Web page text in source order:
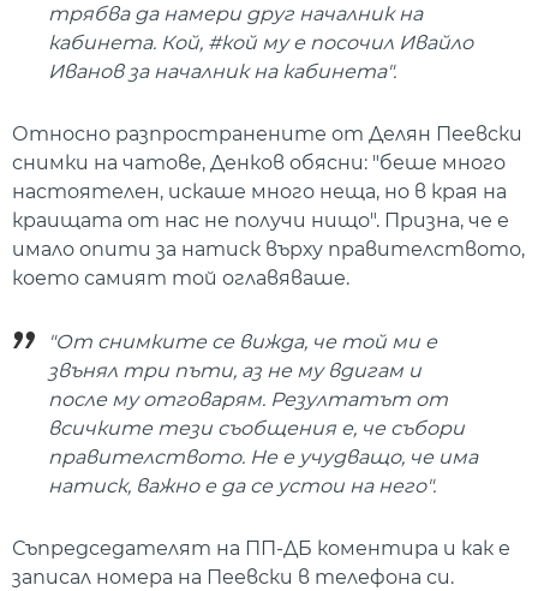
трябва да намери друг началник на
кабинета. Кой, #кой му е посочил Ивайло
Иванов за началник на кабинета".
Относно разпространените от Делян Пеевски
снимки на чатове, Денков обясни: "беше много
настоятелен, искаше много неща, но в края на
краищата от нас не получи нищо". Призна, че е
имало опити за натиск върху правителството,
което самият той оглавяваше.
"От снимките се вижда, че той ми е
звънял три пъти, аз не му вдигам и
после му отговарям. Резултатът от
всичките тези съобщения е, че събори
правителството. Не е учудващо, че има
натиск, важно е да се устои на него".
Съпредседателят на ПП-ДБ коментира и как е
записал номера на Пеевски в телефона си.